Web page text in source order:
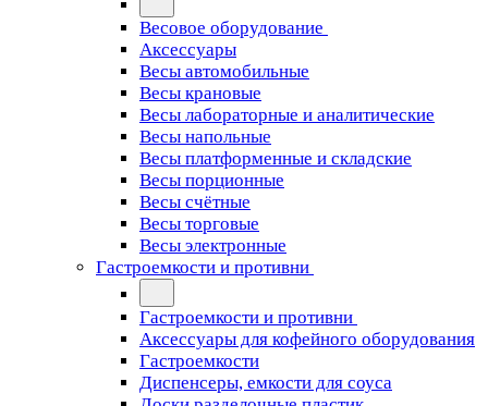
Весовое оборудование
Аксессуары
Весы автомобильные
Весы крановые
Весы лабораторные и аналитические
Весы напольные
Весы платформенные и складские
Весы порционные
Весы счётные
Весы торговые
Весы электронные
Гастроемкости и противни
Гастроемкости и противни
Аксессуары для кофейного оборудования
Гастроемкости
Диспенсеры, емкости для соуса